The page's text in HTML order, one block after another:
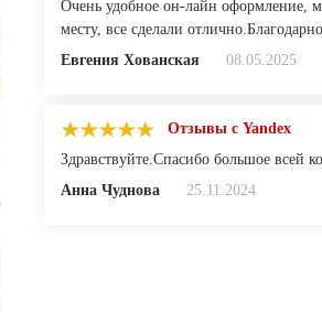
Очень удобное он-лайн оформление,
месту, все сделали
Евгения Хованская
08.05.2025
Отзывы с Yandex
Здравствуйте.Спасибо большое всей
Анна Чуднова
25.11.2024